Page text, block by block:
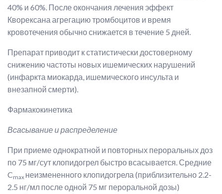
40% и 60%. После окончания лечения эффект
Кворексана агрегацию тромбоцитов и время
кровотечения обычно снижается в течение 5 дней.
Препарат приводит к статистически достоверному
снижению частоты новых ишемических нарушений
(инфаркта миокарда, ишемического инсульта и
внезапной смерти).
Фармакокинетика
Всасывание и распределение
При приеме однократной и повторных пероральных доз
по 75 мг/сут клопидогрел быстро всасывается. Средние
Cmax неизмененного клопидогрела (приблизительно 2.2-
2.5 нг/мл после одной 75 мг пероральной дозы)